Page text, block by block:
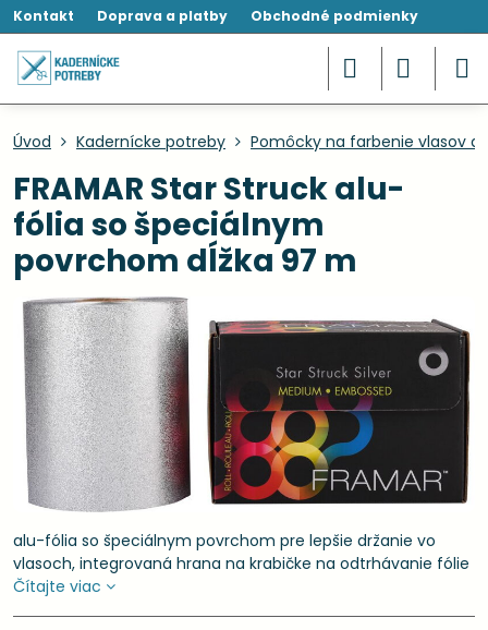
Kontakt Doprava a platby Obchodné podmienky
Úvod Kadernícke potreby Pomôcky na farbenie vlasov a
FRAMAR Star Struck alu-
fólia so špeciálnym
povrchom dĺžka 97 m
alu-fólia so špeciálnym povrchom pre lepšie držanie vo
vlasoch, integrovaná hrana na krabičke na odtrhávanie fólie
Čítajte viac